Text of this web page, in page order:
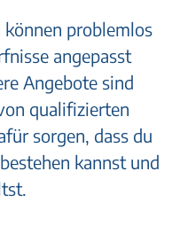
problemlos
angepasst
Angebote sind
qualifizierten
sorgen, dass du
kannst und